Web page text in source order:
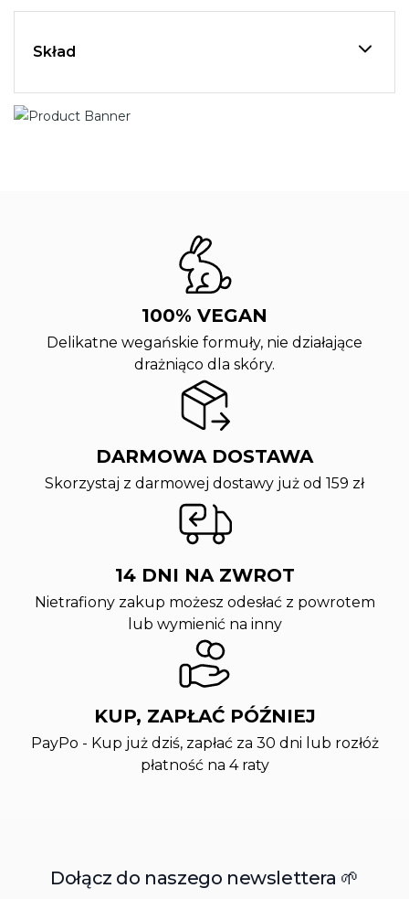
Skład
100% VEGAN
Delikatne wegańskie formuły, nie działające
drażniąco dla skóry.
DARMOWA DOSTAWA
Skorzystaj z darmowej dostawy już od 159 zł
14 DNI NA ZWROT
Nietrafiony zakup możesz odesłać z powrotem
lub wymienić na inny
KUP, ZAPŁAĆ PÓŹNIEJ
PayPo - Kup już dziś, zapłać za 30 dni lub rozłóż
płatność na 4 raty
Dołącz do naszego newslettera 🌱